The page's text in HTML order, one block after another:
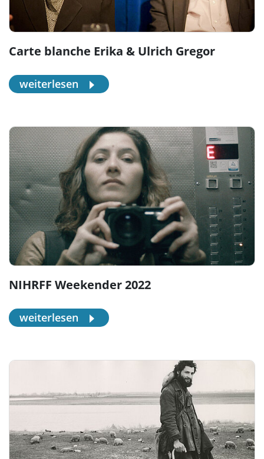
Carte blanche Erika & Ulrich Gregor
weiterlesen
NIHRFF Weekender 2022
weiterlesen